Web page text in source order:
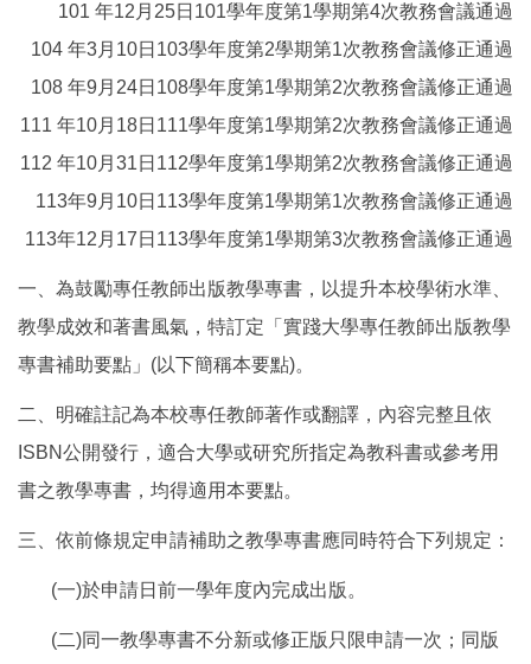
101 年12月25日101學年度第1學期第4次教務會議通過
104 年3月10日103學年度第2學期第1次教務會議修正通過
108 年9月24日108學年度第1學期第2次教務會議修正通過
111 年10月18日111學年度第1學期第2次教務會議修正通過
112 年10月31日112學年度第1學期第2次教務會議修正通過
113年9月10日113學年度第1學期第1次教務會議修正通過
113年12月17日113學年度第1學期第3次教務會議修正通過
一、為鼓勵專任教師出版教學專書，以提升本校學術水準、
教學成效和著書風氣，特訂定「實踐大學專任教師出版教學
專書補助要點」(以下簡稱本要點)。
二、明確註記為本校專任教師著作或翻譯，內容完整且依
ISBN公開發行，適合大學或研究所指定為教科書或參考用
書之教學專書，均得適用本要點。
三、依前條規定申請補助之教學專書應同時符合下列規定：
(一)於申請日前一學年度內完成出版。
(二)同一教學專書不分新或修正版只限申請一次；同版